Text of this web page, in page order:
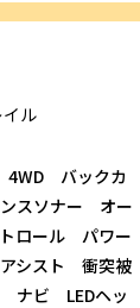
ル
バックカ
スソナー オー
トロール パワー
シスト 衝突被
ナビ LEDヘッ